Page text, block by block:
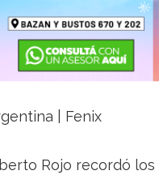
| Fenix
Rojo recordó los